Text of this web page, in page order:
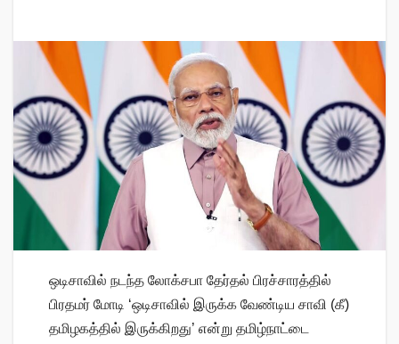
ஒடிசாவில் நடந்த லோக்சபா தேர்தல் பிரச்சாரத்தில்
பிரதமர் மோடி ‘ஒடிசாவில் இருக்க வேண்டிய சாவி (கீ)
தமிழகத்தில் இருக்கிறது’ என்று தமிழ்நாட்டை